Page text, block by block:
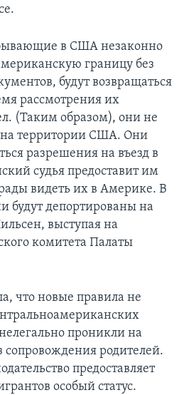
в США незаконно
границу без
будут возвращаться
рассмотрения их
(Таким образом), они не
на территории США. Они
разрешения на въезд в
судья предоставит им
видеть их в Америке. В
будут депортированы на
выступая на
комитета Палаты
что новые правила не
проникли на
родителей.
предоставляет
особый статус.